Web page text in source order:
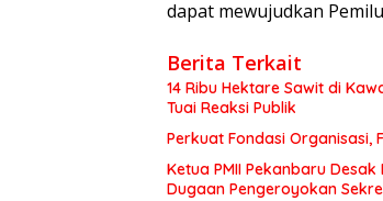
dapat mewujudkan
Berita Terkait
14 Ribu Hektare Sawit di
Tuai Reaksi Publik
Perkuat Fondasi Organisasi,
Ketua PMII Pekanbaru
Dugaan Pengeroyokan